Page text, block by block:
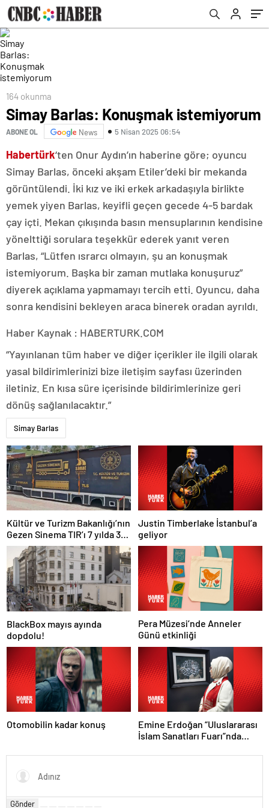
164 okunma
Simay Barlas: Konuşmak istemiyorum
ABONE OL News 5 Nisan 2025 06:54
Habertürk‘ten Onur Aydın’ın haberine göre; oyuncu
Simay Barlas, önceki akşam Etiler’deki bir mekanda
görüntülendi. İki kız ve iki erkek arkadaşıyla birlikte
yemek yiyen Barlas, keyifli geçen gecede 4-5 bardak
çay içti. Mekan çıkışında basın mensuplarının kendisine
yönelttiği sorulara teşekkür ederek yanıt veren
Barlas, “Lütfen ısrarcı olmayın, şu an konuşmak
istemiyorum. Başka bir zaman mutlaka konuşuruz”
diyerek açıklama yapmamayı tercih etti. Oyuncu, daha
sonra kendisini bekleyen araca binerek oradan ayrıldı.
Haber Kaynak : HABERTURK.COM
“Yayınlanan tüm haber ve diğer içerikler ile ilgili olarak
yasal bildirimlerinizi bize iletişim sayfası üzerinden
iletiniz. En kısa süre içerisinde bildirimlerinize geri
dönüş sağlanılacaktır.”
Simay Barlas
Kültür ve Turizm Bakanlığı’nın
Gezen Sinema TIR’ı 7 yılda 358
ilçeye ulaştı
Justin Timberlake İstanbul’a
geliyor
BlackBox mayıs ayında
dopdolu!
Pera Müzesi’nde Anneler
Günü etkinliği
Otomobilin kadar konuş
Emine Erdoğan “Uluslararası
İslam Sanatları Fuarı”nda
Gönder